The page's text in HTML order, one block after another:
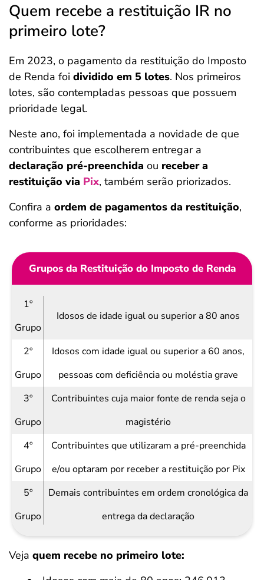
Quem recebe a restituição IR no
primeiro lote?
Em 2023, o pagamento da restituição do Imposto
de Renda foi dividido em 5 lotes. Nos primeiros
lotes, são contempladas pessoas que possuem
prioridade legal.
Neste ano, foi implementada a novidade de que
contribuintes que escolherem entregar a
declaração pré-preenchida ou receber a
restituição via Pix, também serão priorizados.
Confira a ordem de pagamentos da restituição,
conforme as prioridades:
Grupos da Restituição do Imposto de Renda
1º
Grupo
Idosos de idade igual ou superior a 80 anos
2º
Grupo
Idosos com idade igual ou superior a 60 anos,
pessoas com deficiência ou moléstia grave
3º
Grupo
Contribuintes cuja maior fonte de renda seja o
magistério
4º
Grupo
Contribuintes que utilizaram a pré-preenchida
e/ou optaram por receber a restituição por Pix
5º
Grupo
Demais contribuintes em ordem cronológica da
entrega da declaração
Veja quem recebe no primeiro lote: